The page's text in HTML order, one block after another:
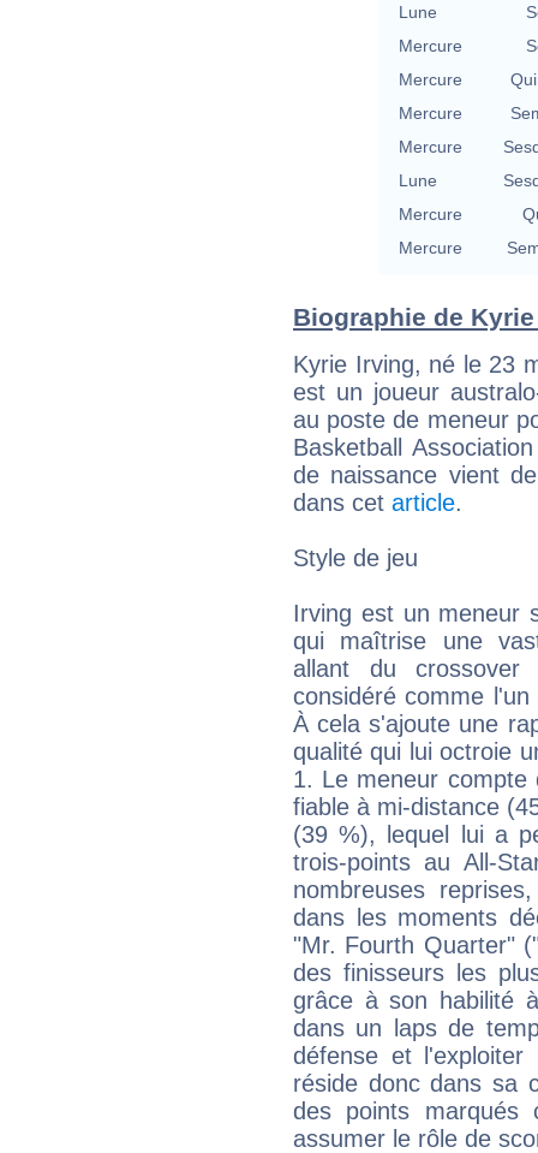
Lune
Mercure
Mercure
Mercure
Mercure
Lune
Mercure
Mercure
Biographie de
Kyrie Irving, né le 23
est un joueur
au poste de meneur
Basketball
de naissance vient
dans cet article.
Style de jeu
Irving est un meneur
qui maîtrise une
allant du
considéré comme
À cela s'ajoute une
qualité qui lui octroie
1. Le meneur
fiable à mi-distance
(39 %), lequel lui a
trois-points au All-
nombreuses
dans les moments
"Mr. Fourth Quarter"
des finisseurs les
grâce à son habilité
dans un laps de
défense et
réside donc dans sa
des points marqués
assumer le rôle de